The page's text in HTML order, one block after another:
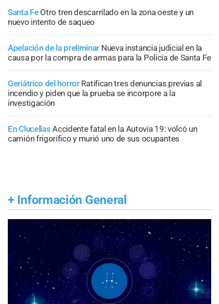
Santa Fe Otro tren descarrilado en la zona oeste y un
nuevo intento de saqueo
Apelación de la preliminar Nueva instancia judicial en la
causa por la compra de armas para la Policía de Santa Fe
Geriátrico del horror Ratifican tres denuncias previas al
incendio y piden que la prueba se incorpore a la
investigación
En Clucellas Accidente fatal en la Autovía 19: volcó un
camión frigorífico y murió uno de sus ocupantes
+ Información General